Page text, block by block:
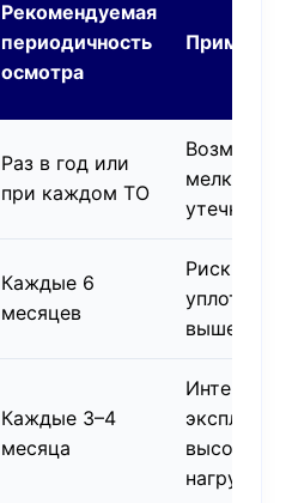
Рекомендуемая
периодичность
осмотра
Раз в год или
при каждом ТО
Возможны
мелкие
утечки
Каждые 6
месяцев
Риск
выше
Каждые 3–4
месяца
высокие
нагрузки